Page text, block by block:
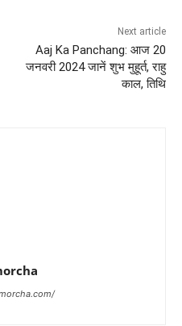
Next article
Aaj Ka Panchang: आज 20
जनवरी 2024 जानें शुभ मुहूर्त, राहु
काल, तिथि